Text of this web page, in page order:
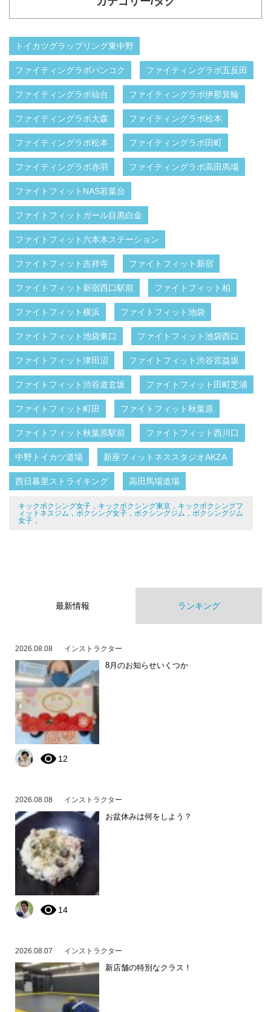
トイカツグラップリング東中野
ファイティングラボバンコク ファイティングラボ五反田
ファイティングラボ仙台 ファイティングラボ伊那箕輪
ファイティングラボ大森 ファイティングラボ松本
ファイティングラボ松本 ファイティングラボ田町
ファイティングラボ赤羽 ファイティングラボ高田馬場
ファイトフィットNAS若葉台
ファイトフィットガール目黒白金
ファイトフィット六本木ステーション
ファイトフィット吉祥寺 ファイトフィット新宿
ファイトフィット新宿西口駅前 ファイトフィット柏
ファイトフィット横浜 ファイトフィット池袋
ファイトフィット池袋東口 ファイトフィット池袋西口
ファイトフィット津田沼 ファイトフィット渋谷宮益坂
ファイトフィット渋谷道玄坂 ファイトフィット田町芝浦
ファイトフィット町田 ファイトフィット秋葉原
ファイトフィット秋葉原駅前 ファイトフィット西川口
中野トイカツ道場 新座フィットネススタジオAKZA
西日暮里ストライキング 高田馬場道場
キックボクシング女子，キックボクシング東京，キックボクシングフ
ィットネスジム，ボクシング女子，ボクシングジム，ボクシングジム
女子，
最新情報 ランキング
2026.08.08 インストラクター
8月のお知らせいくつか
12
2026.08.08 インストラクター
お盆休みは何をしよう？
14
2026.08.07 インストラクター
新店舗の特別なクラス！